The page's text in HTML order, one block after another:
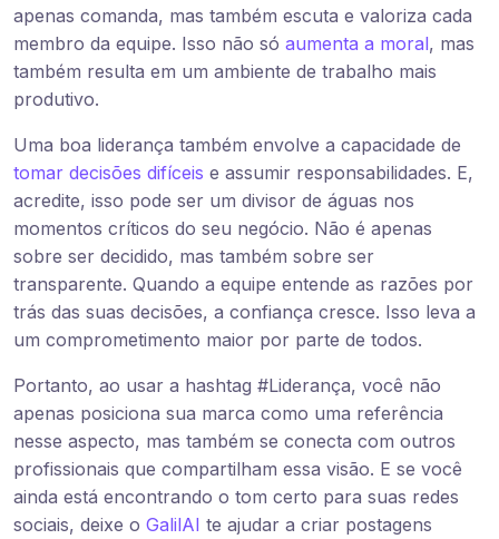
apenas comanda, mas também escuta e valoriza cada
membro da equipe. Isso não só aumenta a moral, mas
também resulta em um ambiente de trabalho mais
produtivo.
Uma boa liderança também envolve a capacidade de
tomar decisões difíceis e assumir responsabilidades. E,
acredite, isso pode ser um divisor de águas nos
momentos críticos do seu negócio. Não é apenas
sobre ser decidido, mas também sobre ser
transparente. Quando a equipe entende as razões por
trás das suas decisões, a confiança cresce. Isso leva a
um comprometimento maior por parte de todos.
Portanto, ao usar a hashtag #Liderança, você não
apenas posiciona sua marca como uma referência
nesse aspecto, mas também se conecta com outros
profissionais que compartilham essa visão. E se você
ainda está encontrando o tom certo para suas redes
sociais, deixe o GalilAI te ajudar a criar postagens